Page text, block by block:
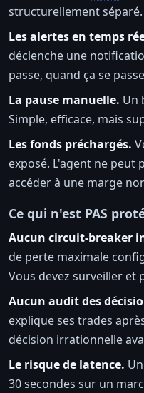
structurellement séparé.
Les alertes en temps
déclenche une
passe, quand ça se
La pause manuelle. Un
Simple, efficace, mais
Les fonds préchargés.
exposé. L'agent ne
accéder à une marge
Ce qui n'est PAS
Aucun circuit-breaker
de perte maximale
Vous devez surveiller et
Aucun audit des
explique ses trades
décision irrationnelle
Le risque de latence.
30 secondes sur un